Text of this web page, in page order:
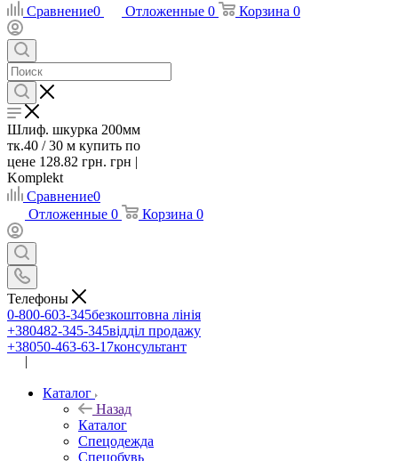
Сравнение0 Отложенные 0 Корзина 0
Шлиф. шкурка 200мм
тк.40 / 30 м купить по
цене 128.82 грн. грн |
Komplekt
Сравнение0
Отложенные 0 Корзина 0
Телефоны
0-800-603-345безкоштовна лінія
+380482-345-345відділ продажу
+38050-463-63-17консультант
|
Каталог
Назад
Каталог
Спецодежда
Спецобувь